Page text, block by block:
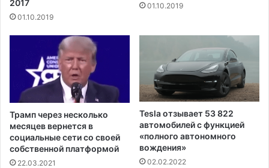
М
и
т
о
ю
у
ш
п
а
л
и
б
2017
01.10.2019
01.10.2019
Трамп через несколько
месяцев вернется в
социальные сети со своей
собственной платформой
22.03.2021
Tesla отзывает 53 822
автомобилей с функцией
«полного автономного
вождения»
02.02.2022